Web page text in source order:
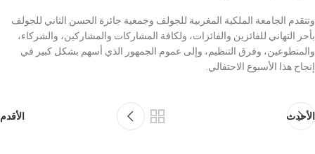
وتتقدم الجامعة الملكية المغربية للجولف وجمعية جائزة الحسن الثاني للجولف
بأحر التهاني للفائزين والفائزات، ولكافة المشاركات والمشاركين، والشركاء،
والمتطوعين، وفرق التنظيم، وإلى عموم الجمهور الذي أسهم بشكل كبير في
إنجاح هذا الأسبوع الاحتفالي.
الأحدث الأقدم